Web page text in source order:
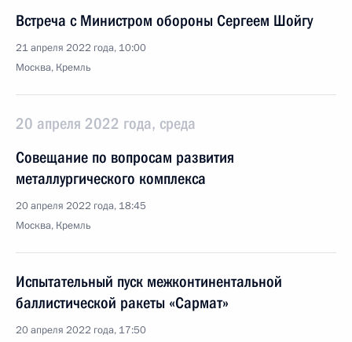
Встреча с Министром обороны Сергеем Шойгу
21 апреля 2022 года, 10:00
Москва, Кремль
20 апреля 2022 года, среда
Совещание по вопросам развития
металлургического комплекса
20 апреля 2022 года, 18:45
Москва, Кремль
Испытательный пуск межконтинентальной
баллистической ракеты «Сармат»
20 апреля 2022 года, 17:50